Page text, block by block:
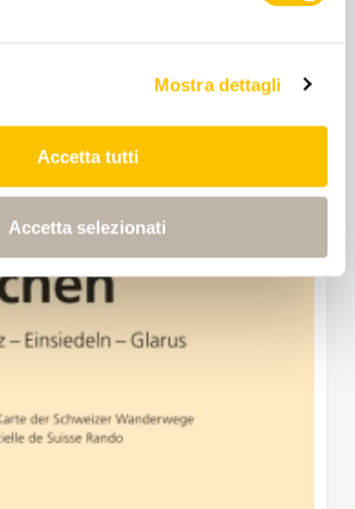
Mostra dettagli
Accetta tutti
Accetta selezionati
AGGIUNGI AL CARRELLO